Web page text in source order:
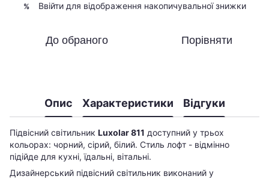
% Ввійти для відображення накопичувальної знижки
До обраного Порівняти
Опис Характеристики Відгуки
Підвісний світильник Luxolar 811 доступний у трьох
кольорах: чорний, сірий, білий. Стиль лофт - відмінно
підійде для кухні, їдальні, вітальні.
Дизайнерський підвісний світильник виконаний у